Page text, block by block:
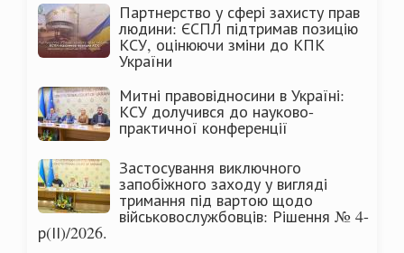
Партнерство у сфері захисту прав
людини: ЄСПЛ підтримав позицію
КСУ, оцінюючи зміни до КПК
України
Митні правовідносини в Україні:
КСУ долучився до науково-
практичної конференції
Застосування виключного
запобіжного заходу у вигляді
тримання під вартою щодо
військовослужбовців: Рішення № 4-
р(ІІ)/2026.